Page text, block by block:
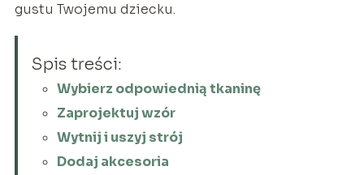
gustu Twojemu dziecku.
Spis treści:
Wybierz odpowiednią tkaninę
Zaprojektuj wzór
Wytnij i uszyj strój
Dodaj akcesoria